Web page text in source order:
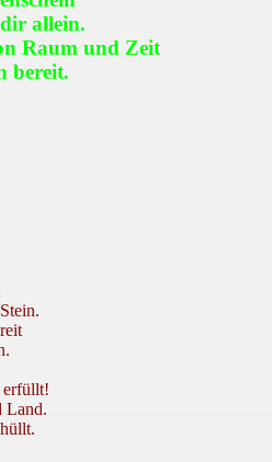
allein.
Raum und Zeit
bereit.
erfüllt!
Land.